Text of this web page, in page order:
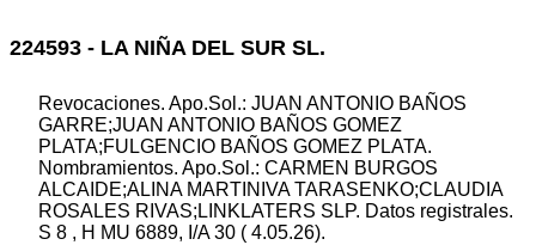
224593 - LA NIÑA DEL SUR SL.
Revocaciones. Apo.Sol.: JUAN ANTONIO BAÑOS
GARRE;JUAN ANTONIO BAÑOS GOMEZ
PLATA;FULGENCIO BAÑOS GOMEZ PLATA.
Nombramientos. Apo.Sol.: CARMEN BURGOS
ALCAIDE;ALINA MARTINIVA TARASENKO;CLAUDIA
ROSALES RIVAS;LINKLATERS SLP. Datos registrales.
S 8 , H MU 6889, I/A 30 ( 4.05.26).